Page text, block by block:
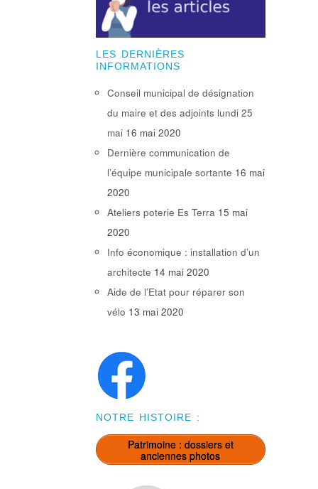
LES DERNIÈRES
INFORMATIONS
Conseil municipal de désignation
du maire et des adjoints lundi 25
mai 16 mai 2020
Dernière communication de
l’équipe municipale sortante 16 mai
2020
Ateliers poterie Es Terra 15 mai
2020
Info économique : installation d’un
architecte 14 mai 2020
Aide de l’Etat pour réparer son
vélo 13 mai 2020
NOTRE HISTOIRE :
Patrimoine : dossiers et
anciennes photos